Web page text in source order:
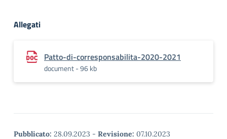
Allegati
Patto-di-corresponsabilita-2020-2021
document - 96 kb
Pubblicato: 28.09.2023 - Revisione: 07.10.2023